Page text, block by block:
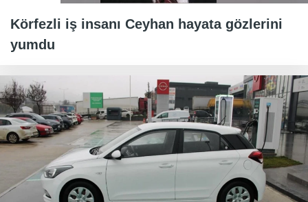
Körfezli iş insanı Ceyhan hayata gözlerini
yumdu